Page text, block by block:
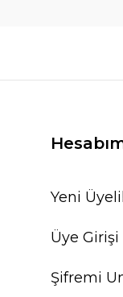
Yeni
Üye Girişi
Şifremi